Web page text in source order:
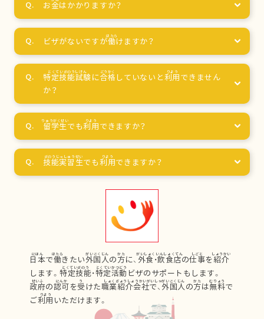
お金はかかりますか？
ビザがないですが働けますか？
特定技能試験に合格 していないと利用 できません
か？
留学生でも利用 できますか？
技能実習生でも利用できますか？
日本で働きたい外国人の方に、 外食 ・飲食店の仕事を紹介
します。特定技能・特定活動 ビザのサポートもします。
政府の認可を受けた職業紹介会社で、 外国人の方は無料で
ご利用 いただけます。